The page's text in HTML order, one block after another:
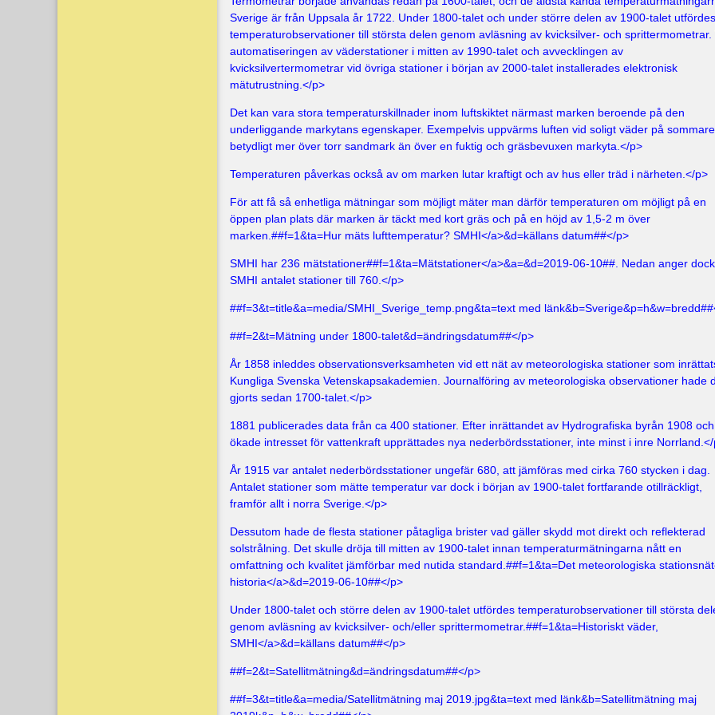
Sverige är från Uppsala år 1722. Under 1800-talet och under större delen av 1900-talet utfördes
temperaturobservationer till största delen genom avläsning av kvicksilver- och sprittermometrar.
automatiseringen av väderstationer i mitten av 1990-talet och avvecklingen av
kvicksilvertermometrar vid övriga stationer i början av 2000-talet installerades elektronisk
mätutrustning.</p>
Det kan vara stora temperaturskillnader inom luftskiktet närmast marken beroende på den
underliggande markytans egenskaper. Exempelvis uppvärms luften vid soligt väder på
betydligt mer över torr sandmark än över en fuktig och gräsbevuxen markyta.</p>
Temperaturen påverkas också av om marken lutar kraftigt och av hus eller träd i närheten.</p>
För att få så enhetliga mätningar som möjligt mäter man därför temperaturen om möjligt på en
öppen plan plats där marken är täckt med kort gräs och på en höjd av 1,5-2 m över
marken.##f=1&ta=Hur mäts lufttemperatur? SMHI</a>&d=källans datum##</p>
SMHI har 236 mätstationer##f=1&ta=Mätstationer</a>&a=&d=2019-06-10##. Nedan anger dock
SMHI antalet stationer till 760.</p>
##f=3&t=title&a=media/SMHI_Sverige_temp.png&ta=text med
##f=2&t=Mätning under 1800-talet&d=ändringsdatum##</p>
År 1858 inleddes observationsverksamheten vid ett nät av meteorologiska stationer som
Kungliga Svenska Vetenskapsakademien. Journalföring av meteorologiska observationer hade
gjorts sedan 1700-talet.</p>
1881 publicerades data från ca 400 stationer. Efter inrättandet av Hydrografiska byrån 1908
ökade intresset för vattenkraft upprättades nya nederbördsstationer, inte minst i inre
År 1915 var antalet nederbördsstationer ungefär 680, att jämföras med cirka 760 stycken i dag.
Antalet stationer som mätte temperatur var dock i början av 1900-talet fortfarande otillräckligt,
framför allt i norra Sverige.</p>
Dessutom hade de flesta stationer påtagliga brister vad gäller skydd mot direkt och reflekterad
solstrålning. Det skulle dröja till mitten av 1900-talet innan temperaturmätningarna nått en
omfattning och kvalitet jämförbar med nutida standard.##f=1&ta=Det meteorologiska
historia</a>&d=2019-06-10##</p>
Under 1800-talet och större delen av 1900-talet utfördes temperaturobservationer till största
genom avläsning av kvicksilver- och/eller sprittermometrar.##f=1&ta=Historiskt väder,
SMHI</a>&d=källans datum##</p>
##f=2&t=Satellitmätning&d=ändringsdatum##</p>
##f=3&t=title&a=media/Satellitmätning maj 2019.jpg&ta=text med länk&b=Satellitmätning maj